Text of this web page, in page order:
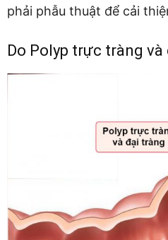
phải phẫu thuật để cải
Do Polyp trực tràng và